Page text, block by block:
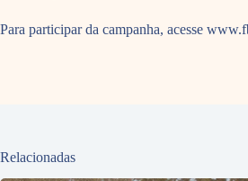
Para participar da campanha, acesse
Relacionadas